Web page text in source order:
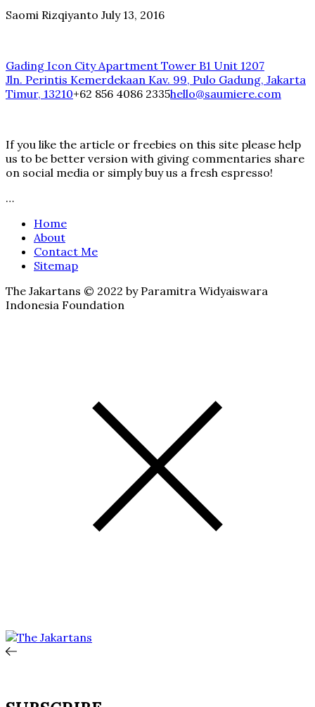
Saomi Rizqiyanto July 13, 2016
Gading Icon City Apartment Tower B1 Unit 1207
Jln. Perintis Kemerdekaan Kav. 99, Pulo Gadung, Jakarta
Timur, 13210+62 856 4086 2335hello@saumiere.com
If you like the article or freebies on this site please help
us to be better version with giving commentaries share
on social media or simply buy us a fresh espresso!
…
Home
About
Contact Me
Sitemap
The Jakartans © 2022 by Paramitra Widyaiswara
Indonesia Foundation